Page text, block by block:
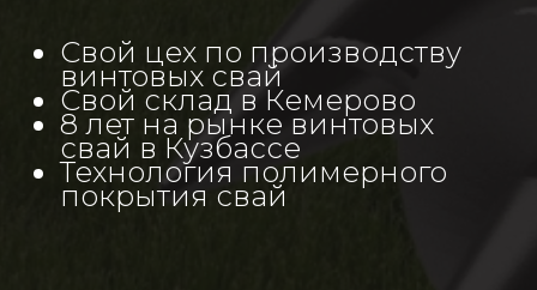
Свой цех по производству
винтовых свай
Свой склад в Кемерово
8 лет на рынке винтовых
свай в Кузбассе
Технология полимерного
покрытия свай